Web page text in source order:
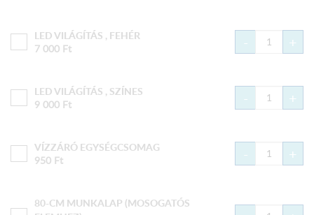
LED VILÁGÍTÁS , FEHÉR
7 000 Ft - +
LED VILÁGÍTÁS , SZÍNES
9 000 Ft - +
VÍZZÁRÓ EGYSÉGCSOMAG
950 Ft - +
80-CM MUNKALAP (MOSOGATÓS